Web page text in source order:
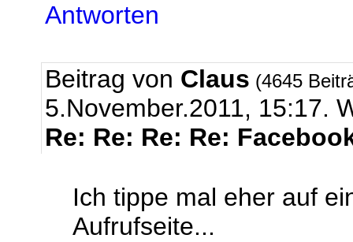
Antworten
Beitrag von Claus (4645
5.November.2011, 15:17.
Re: Re: Re: Re:
Ich tippe mal eher auf
Aufrufseite...